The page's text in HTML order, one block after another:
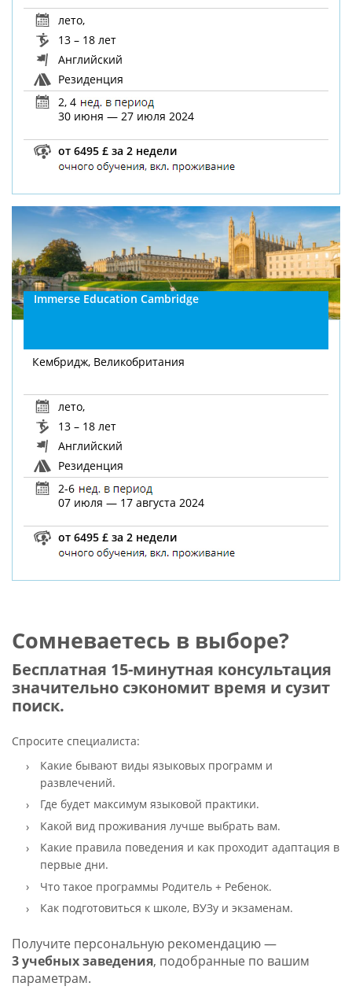
лето,
13 – 18 лет
Английский
Резиденция
2, 4
30 июня — 27 июля 2024
от 6495 £ за 2 недели
Immerse Education Cambridge
Кембридж, Великобритания
лето,
13 – 18 лет
Английский
Резиденция
2-6
07 июля — 17 августа 2024
от 6495 £ за 2 недели
Сомневаетесь в выборе?
Бесплатная 15-минутная консультация
значительно сэкономит время и сузит
поиск.
Спросите специалиста:
Какие бывают виды языковых программ и
развлечений.
Где будет максимум языковой практики.
Какой вид проживания лучше выбрать вам.
Какие правила поведения и как проходит адаптация в
первые дни.
Что такое программы Родитель + Ребенок.
Как подготовиться к школе, ВУЗу и экзаменам.
Получите персональную рекомендацию —
3 учебных заведения, подобранные по вашим
параметрам.